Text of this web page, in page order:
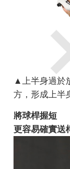
▲上半身過於
方，形成上半
將球桿握短
更容易確實送